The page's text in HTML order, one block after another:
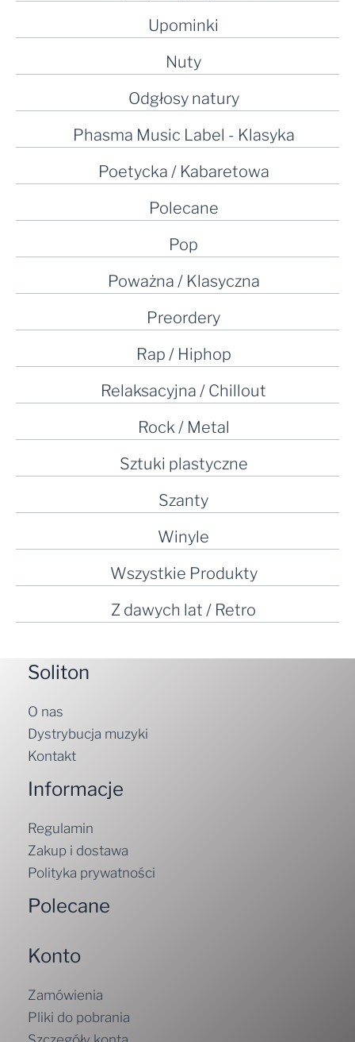
Upominki
Nuty
Odgłosy natury
Phasma Music Label - Klasyka
Poetycka / Kabaretowa
Polecane
Pop
Poważna / Klasyczna
Preordery
Rap / Hiphop
Relaksacyjna / Chillout
Rock / Metal
Sztuki plastyczne
Szanty
Winyle
Wszystkie Produkty
Z dawych lat / Retro
Soliton
O nas
Dystrybucja muzyki
Kontakt
Informacje
Regulamin
Zakup i dostawa
Polityka prywatności
Polecane
Konto
Zamówienia
Pliki do pobrania